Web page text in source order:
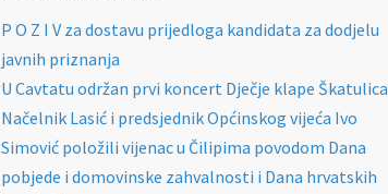
P O Z I V za dostavu prijedloga kandidata za dodjelu
javnih priznanja
U Cavtatu održan prvi koncert Dječje klape Škatulica
Načelnik Lasić i predsjednik Općinskog vijeća Ivo
Simović položili vijenac u Čilipima povodom Dana
pobjede i domovinske zahvalnosti i Dana hrvatskih